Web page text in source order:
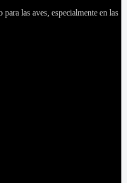
las aves, especialmente en las